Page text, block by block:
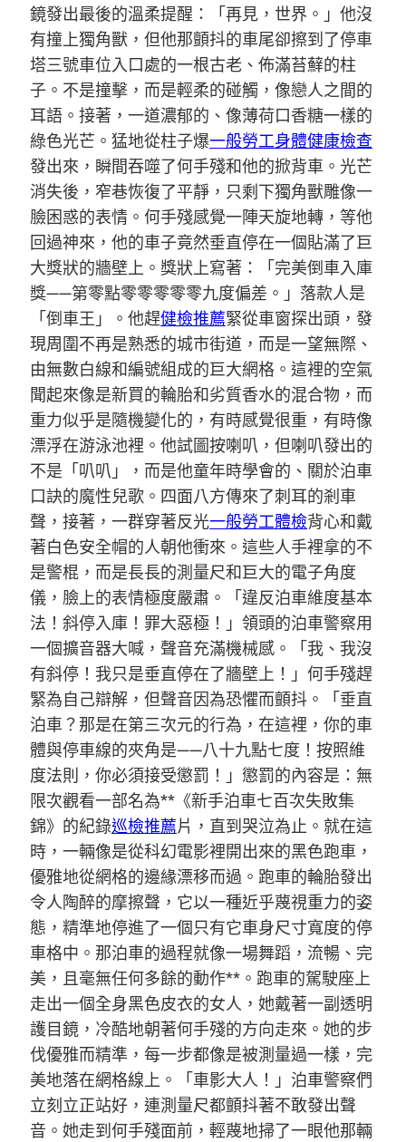
鏡發出最後的溫柔提醒：「再見，世界。」他沒
有撞上獨角獸，但他那顫抖的車尾卻擦到了停車
塔三號車位入口處的一根古老、佈滿苔蘚的柱
子。不是撞擊，而是輕柔的碰觸，像戀人之間的
耳語。接著，一道濃郁的、像薄荷口香糖一樣的
綠色光芒。猛地從柱子爆一般勞工身體健康檢查
發出來，瞬間吞噬了何手殘和他的掀背車。光芒
消失後，窄巷恢復了平靜，只剩下獨角獸雕像一
臉困惑的表情。何手殘感覺一陣天旋地轉，等他
回過神來，他的車子竟然垂直停在一個貼滿了巨
大獎狀的牆壁上。獎狀上寫著：「完美倒車入庫
獎——第零點零零零零零九度偏差。」落款人是
「倒車王」。他趕健檢推薦緊從車窗探出頭，發
現周圍不再是熟悉的城市街道，而是一望無際、
由無數白線和編號組成的巨大網格。這裡的空氣
聞起來像是新買的輪胎和劣質香水的混合物，而
重力似乎是隨機變化的，有時感覺很重，有時像
漂浮在游泳池裡。他試圖按喇叭，但喇叭發出的
不是「叭叭」，而是他童年時學會的、關於泊車
口訣的魔性兒歌。四面八方傳來了刺耳的剎車
聲，接著，一群穿著反光一般勞工體檢背心和戴
著白色安全帽的人朝他衝來。這些人手裡拿的不
是警棍，而是長長的測量尺和巨大的電子角度
儀，臉上的表情極度嚴肅。「違反泊車維度基本
法！斜停入庫！罪大惡極！」領頭的泊車警察用
一個擴音器大喊，聲音充滿機械感。「我、我沒
有斜停！我只是垂直停在了牆壁上！」何手殘趕
緊為自己辯解，但聲音因為恐懼而顫抖。「垂直
泊車？那是在第三次元的行為，在這裡，你的車
體與停車線的夾角是——八十九點七度！按照維
度法則，你必須接受懲罰！」懲罰的內容是：無
限次觀看一部名為**《新手泊車七百次失敗集
錦》的紀錄巡檢推薦片，直到哭泣為止。就在這
時，一輛像是從科幻電影裡開出來的黑色跑車，
優雅地從網格的邊緣漂移而過。跑車的輪胎發出
令人陶醉的摩擦聲，它以一種近乎蔑視重力的姿
態，精準地停進了一個只有它車身尺寸寬度的停
車格中。那泊車的過程就像一場舞蹈，流暢、完
美，且毫無任何多餘的動作**。跑車的駕駛座上
走出一個全身黑色皮衣的女人，她戴著一副透明
護目鏡，冷酷地朝著何手殘的方向走來。她的步
伐優雅而精準，每一步都像是被測量過一樣，完
美地落在網格線上。「車影大人！」泊車警察們
立刻立正站好，連測量尺都顫抖著不敢發出聲
音。她走到何手殘面前，輕蔑地掃了一眼他那輛